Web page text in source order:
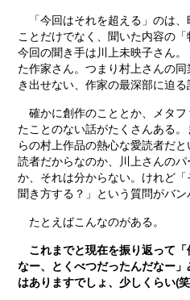
「今回はそれを超える」のは
ことだけでなく、聞いた内容の「
今回の聞き手は川上未映子さん
た作家さん。つまり村上さんの
き出せない、作家の最深部に迫る
確かに創作のこととか、メタ
たことのない話がたくさんある
らの村上作品の熱心な愛読者だ
読者だからなのか、川上さんの
か、それは分からない。けれど
聞き方する？」という質問がバン
たとえばこんなのがある。
これまでと現在を振り返って
なー、とくべつだったんだなー
はありますでしょ、少しくらい(笑